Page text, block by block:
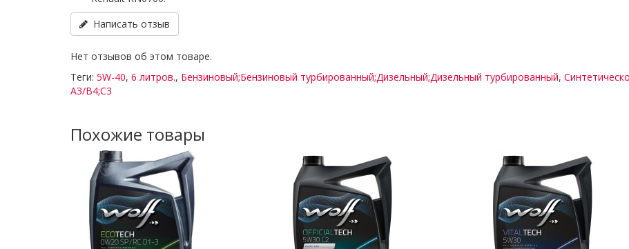
Написать отзыв
Нет отзывов об этом товаре.
Теги: 5W-40, 6 литров., Бензиновый;Бензиновый турбированный;Дизельный;Дизельный турбированный,
A3/B4;C3
Похожие товары